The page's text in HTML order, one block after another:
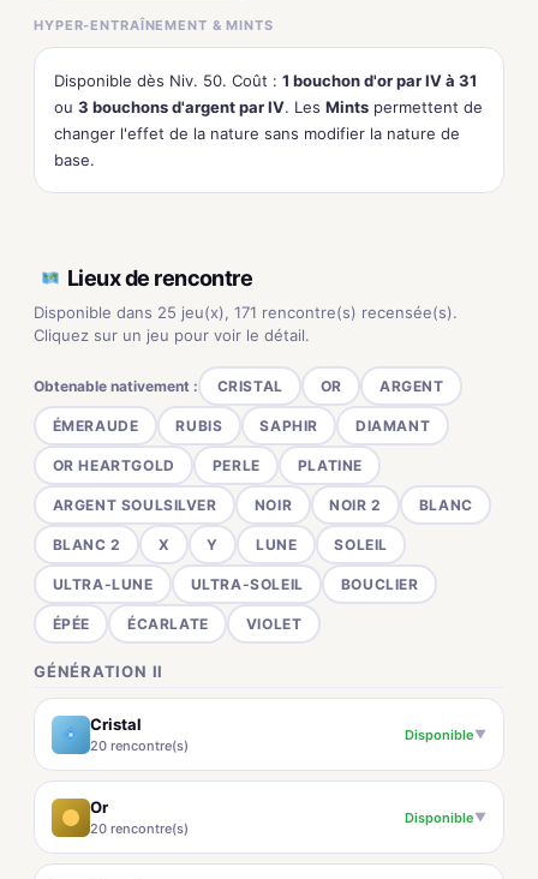
HYPER-ENTRAÎNEMENT & MINTS
Disponible dès Niv. 50. Coût : 1 bouchon d'or par IV à 31
ou 3 bouchons d'argent par IV. Les Mints permettent de
changer l'effet de la nature sans modifier la nature de
base.
Lieux de rencontre
Disponible dans 25 jeu(x), 171 rencontre(s) recensée(s).
Cliquez sur un jeu pour voir le détail.
Obtenable nativement : CRISTAL OR ARGENT
ÉMERAUDE RUBIS SAPHIR DIAMANT
OR HEARTGOLD PERLE PLATINE
ARGENT SOULSILVER NOIR NOIR 2 BLANC
BLANC 2 X Y LUNE SOLEIL
ULTRA-LUNE ULTRA-SOLEIL BOUCLIER
ÉPÉE ÉCARLATE VIOLET
GÉNÉRATION II
Cristal
20 rencontre(s)
Disponible▼
Or
20 rencontre(s)
Disponible▼